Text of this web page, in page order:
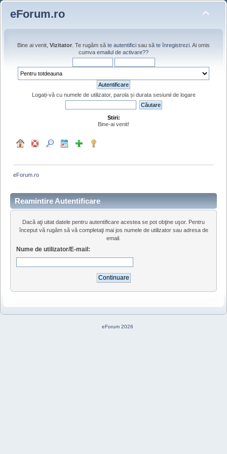
eForum.ro
Bine ai venit, Vizitator . Te rugăm să te autentifici sau să te înregistrezi . Ai omis
cumva emailul de activare??
Logați-vă cu numele de utilizator, parola și durata sesiunii de logare
Stiri:
Bine-ai venit!
eForum.ro
Reamintire Autentificare
Dacă aţi uitat datele pentru autentificare acestea se pot obţine uşor. Pentru
început vă rugăm să vă completaţi mai jos numele de utilizator sau adresa de
email.
Nume de utilizator/E-mail:
eForum 2026